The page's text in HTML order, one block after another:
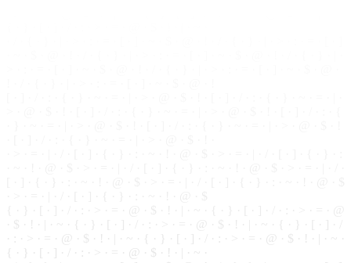
{ · } · [ · ] · / · : · > · = · @ · $ · ! · | · ~ ·